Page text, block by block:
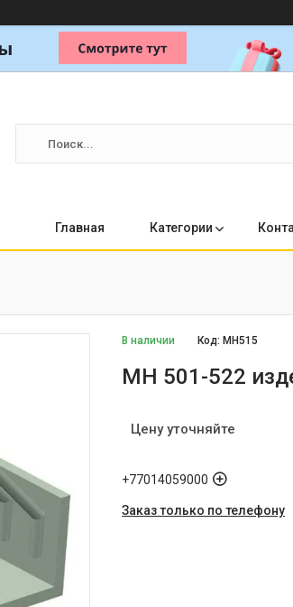
Главная Категории
В наличии Код: MH515
МН 501-522
Цену уточняйте
+77014059000
Заказ только по телефону